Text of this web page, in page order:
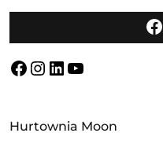
Facebook
Instagram
LinkedIn
YouTube
Hurtownia Moon